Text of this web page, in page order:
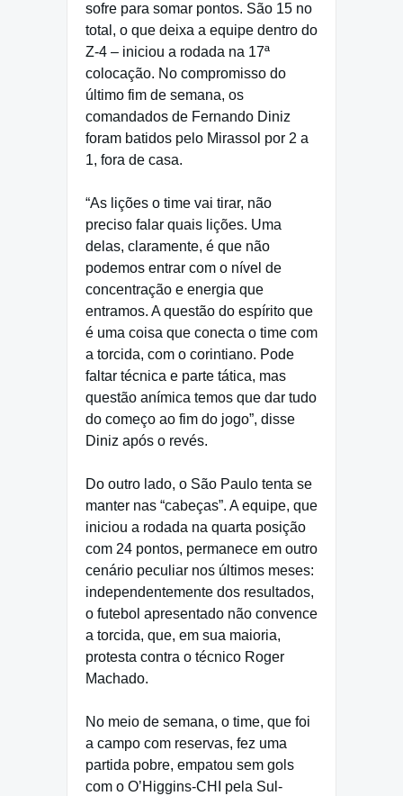
sofre para somar pontos. São 15 no
total, o que deixa a equipe dentro do
Z-4 – iniciou a rodada na 17ª
colocação. No compromisso do
último fim de semana, os
comandados de Fernando Diniz
foram batidos pelo Mirassol por 2 a
1, fora de casa.
“As lições o time vai tirar, não
preciso falar quais lições. Uma
delas, claramente, é que não
podemos entrar com o nível de
concentração e energia que
entramos. A questão do espírito que
é uma coisa que conecta o time com
a torcida, com o corintiano. Pode
faltar técnica e parte tática, mas
questão anímica temos que dar tudo
do começo ao fim do jogo”, disse
Diniz após o revés.
Do outro lado, o São Paulo tenta se
manter nas “cabeças”. A equipe, que
iniciou a rodada na quarta posição
com 24 pontos, permanece em outro
cenário peculiar nos últimos meses:
independentemente dos resultados,
o futebol apresentado não convence
a torcida, que, em sua maioria,
protesta contra o técnico Roger
Machado.
No meio de semana, o time, que foi
a campo com reservas, fez uma
partida pobre, empatou sem gols
com o O’Higgins-CHI pela Sul-